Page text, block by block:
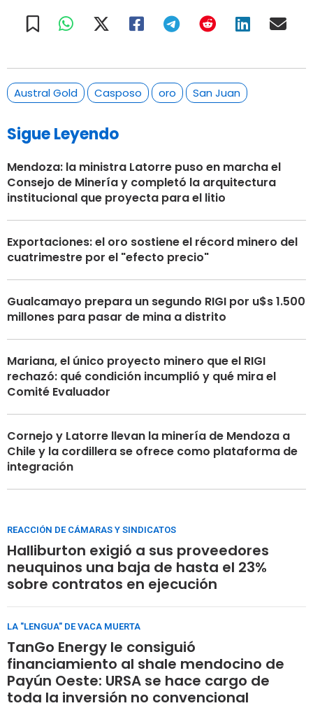
Austral Gold Casposo oro San Juan
Sigue Leyendo
Mendoza: la ministra Latorre puso en marcha el
Consejo de Minería y completó la arquitectura
institucional que proyecta para el litio
Exportaciones: el oro sostiene el récord minero del
cuatrimestre por el "efecto precio"
Gualcamayo prepara un segundo RIGI por u$s 1.500
millones para pasar de mina a distrito
Mariana, el único proyecto minero que el RIGI
rechazó: qué condición incumplió y qué mira el
Comité Evaluador
Cornejo y Latorre llevan la minería de Mendoza a
Chile y la cordillera se ofrece como plataforma de
integración
REACCIÓN DE CÁMARAS Y SINDICATOS
Halliburton exigió a sus proveedores
neuquinos una baja de hasta el 23%
sobre contratos en ejecución
LA "LENGUA" DE VACA MUERTA
TanGo Energy le consiguió
financiamiento al shale mendocino de
Payún Oeste: URSA se hace cargo de
toda la inversión no convencional